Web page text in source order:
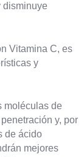
disminuye
Vitamina C, es
y
moléculas de
y, por
de ácido
mejores